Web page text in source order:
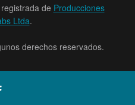
de Producciones
Ltda.
derechos reservados.